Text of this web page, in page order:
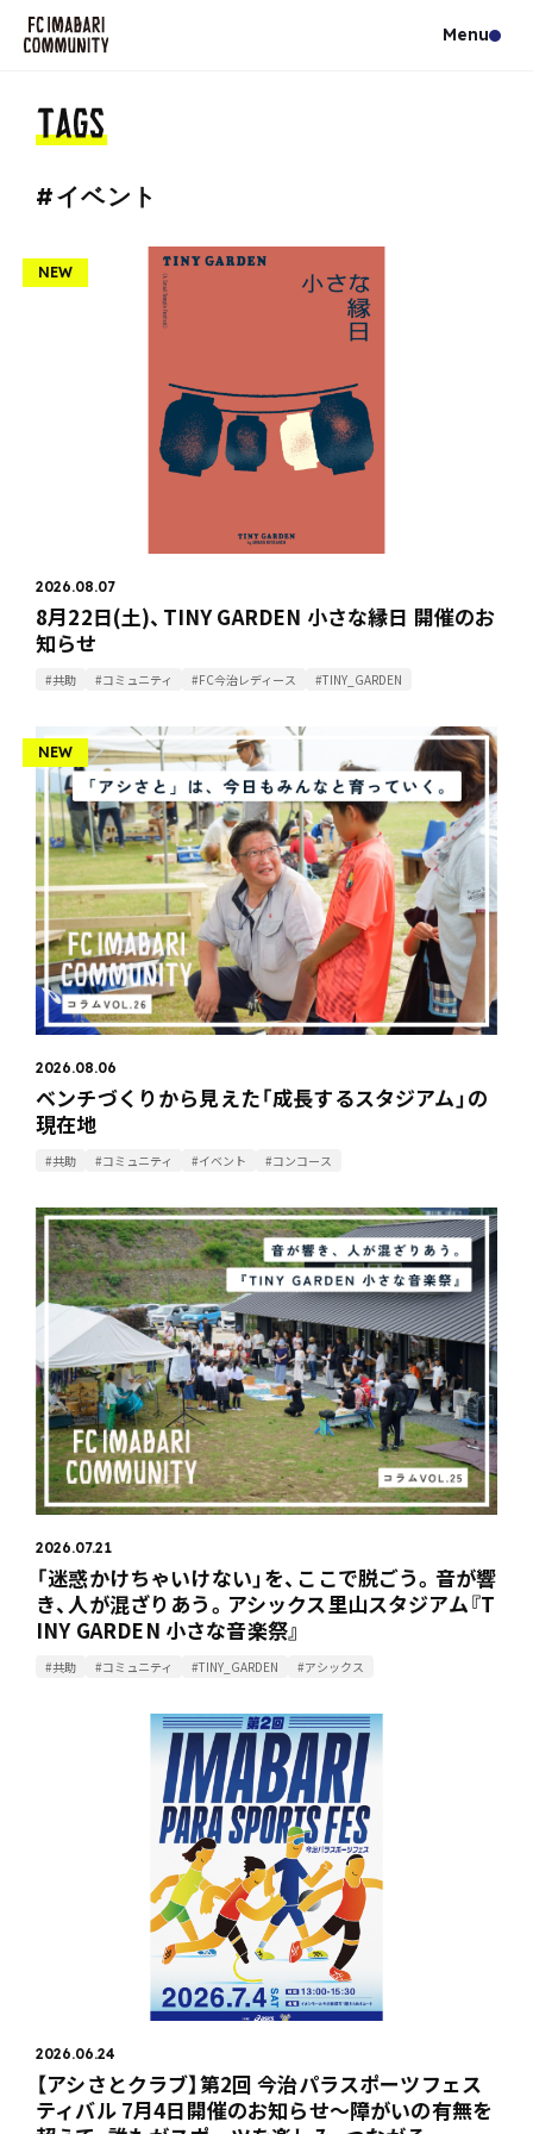
#イベント
2026.08.07
8月22日(土)、TINY GARDEN 小さな縁日 開催のお
知らせ
#共助 #コミュニティ #FC今治レディース #TINY_GARDEN
2026.08.06
ベンチづくりから見えた「成長するスタジアム」の
現在地
#共助 #コミュニティ #イベント #コンコース
2026.07.21
「迷惑かけちゃいけない」を、ここで脱ごう。音が響
き、人が混ざりあう。アシックス里山スタジアム『T
INY GARDEN 小さな音楽祭』
#共助 #コミュニティ #TINY_GARDEN #アシックス
2026.06.24
【アシさとクラブ】第2回 今治パラスポーツフェス
ティバル 7月4日開催のお知らせ〜障がいの有無を